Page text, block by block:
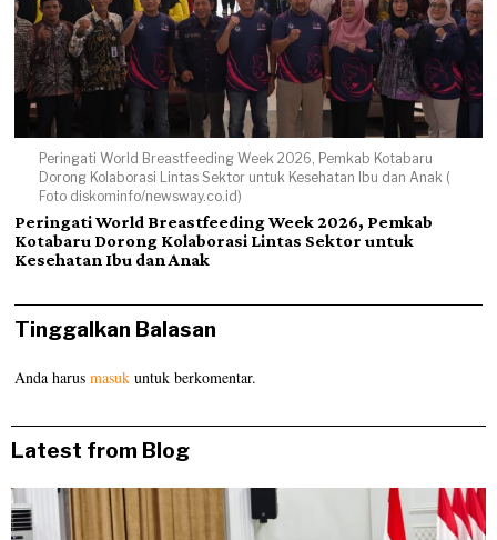
Peringati World Breastfeeding Week 2026, Pemkab Kotabaru
Dorong Kolaborasi Lintas Sektor untuk Kesehatan Ibu dan Anak (
Foto diskominfo/newsway.co.id)
Peringati World Breastfeeding Week 2026, Pemkab
Kotabaru Dorong Kolaborasi Lintas Sektor untuk
Kesehatan Ibu dan Anak
Tinggalkan Balasan
Anda harusmasuk untuk berkomentar.
Latest from Blog